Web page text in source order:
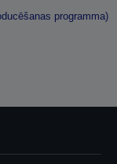
programma)